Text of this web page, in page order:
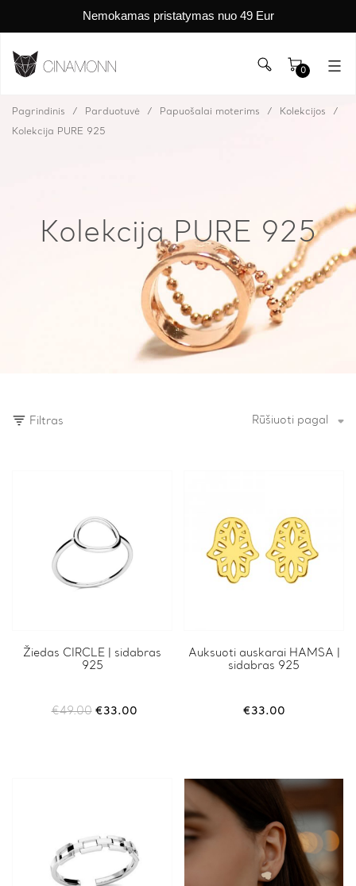
Nemokamas pristatymas nuo 49 Eur
0
Kolekcija PURE 925
Pagrindinis Parduotuvė Papuošalai moterims Kolekcijos
Kolekcija PURE 925
Filtras Rūšiuoti pagal
Žiedas CIRCLE | sidabras
925
€49.00 Original
€33.00Current
Auksuoti auskarai HAMSA |
sidabras 925
€33.00